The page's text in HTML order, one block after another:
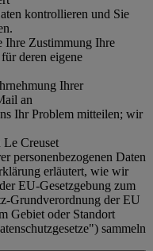
kontrollieren und Sie
Ihre Zustimmung Ihre
deren eigene
Ihrer
an
Ihr Problem mitteilen; wir
Le Creuset
personenbezogenen Daten
erläutert, wie wir
EU-Gesetzgebung zum
Grundverordnung der EU
Gebiet oder Standort
") sammeln